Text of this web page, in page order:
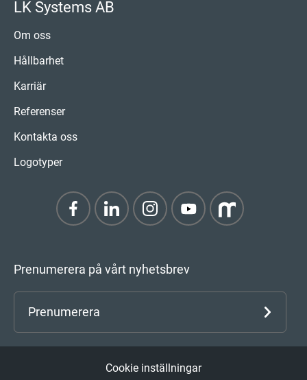
LK Systems AB
Om oss
Hållbarhet
Karriär
Referenser
Kontakta oss
Logotyper
Prenumerera på vårt nyhetsbrev
Prenumerera
Cookie inställningar